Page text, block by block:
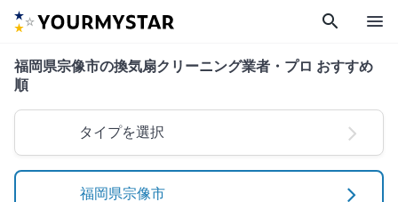
search menu
福岡県宗像市の換気扇クリーニング業者・プロ おすすめ
順
タイプを選択
福岡県宗像市